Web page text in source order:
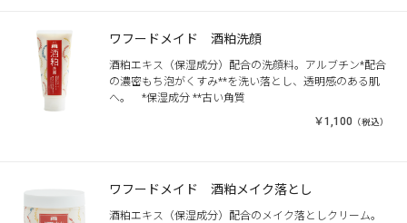
ワフードメイド 酒粕洗顔
酒粕エキス（保湿成分）配合の洗顔料。アルブチン*配合
の濃密もち泡がくすみ**を洗い落とし、透明感のある肌
へ。 *保湿成分 **古い角質
￥1,100 （税込）
ワフードメイド 酒粕メイク落とし
酒粕エキス（保湿成分）配合のメイク落としクリーム。